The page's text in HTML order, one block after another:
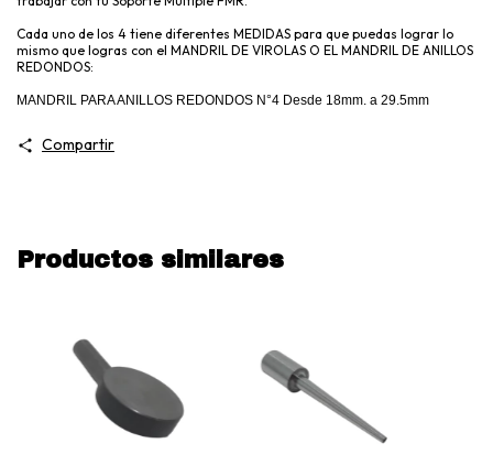
Cada uno de los 4 tiene diferentes MEDIDAS para que puedas lograr lo
mismo que logras con el MANDRIL DE VIROLAS O EL MANDRIL DE ANILLOS
REDONDOS:
MANDRIL PARA ANILLOS REDONDOS N°4 Desde 18mm. a 29.5mm
Compartir
Productos similares